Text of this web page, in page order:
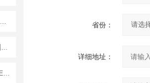
省份：
详细地址：